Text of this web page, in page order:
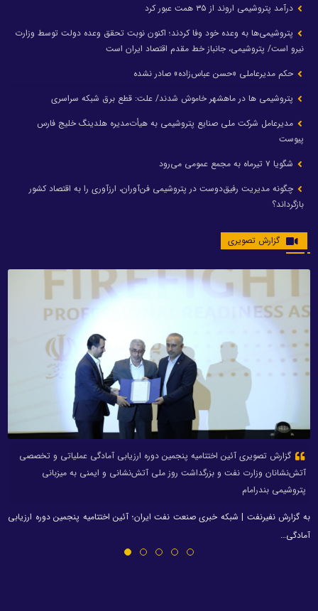
درآمد پتروشیمی اروند از ۳۵ همت عبور کرد
پتروشیمی‌ها به وعده خود وفا کردند؛ اکنون نوبت تحقق وعده دولت توسط وزارت
نیرو است/ پتروشیمی، جانباز خط مقدم اقتصاد ایران است
حکم مدیرعاملی «حسن عباس‌زاده» صادر نشده
پتروشیمی ها در ماهشهر خاموش شدند/ علت: قطع برق شبکه سراسری
مدیرعامل شرکت ملی صنایع پتروشیمی به هیأت‌مدیره هلدینگ خلیج فارس
پیوست
شگویا ۷ تیرماه به مجمع عمومی می‌رود
چگونه مدیریت رفیق‌دوست در پتروشیمی فن‌آوران، ارزآوری را به اقتصاد کشور
بازگرداند؟
گزارش تصویری
گزارش تصویری آئین اختتامیه پنجمین دوره ارزیابی آمادگی عملیاتی و تخصصی
آتش‌نشانان وزارت نفت و بزرگداشت روز ملی آتش‌نشانی و ایمنی به میزبانی
پتروشیمی بندرامام
به گزارش نفیرنفت | شبکه خبری صنعت نفت ایران؛ آئین اختتامیه پنجمین دوره ارزیابی
آمادگی…